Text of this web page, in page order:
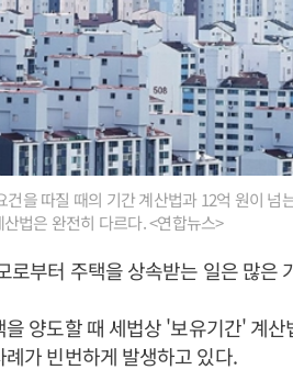
을 따질 때의 기간 계산법과 12억 원이 넘
법은 완전히 다르다. <연합뉴스>
로부터 주택을 상속받는 일은 많은
양도할 때 세법상 '보유기간' 계
가 빈번하게 발생하고 있다.